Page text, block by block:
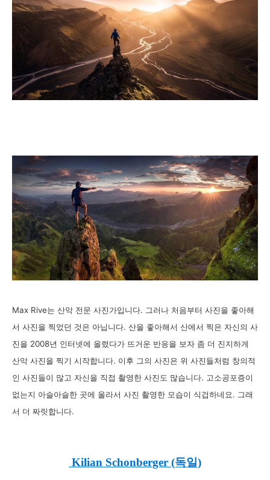
Max Rive는 산악 전문 사진가입니다. 그러나 처음부터 사진을 좋아해
서 사진을 찍었던 것은 아닙니다. 산을 좋아해서 산에서 찍은 자신의 사
진을 2008년 인터넷에 올렸다가 뜨거운 반응을 보자 좀 더 진지하게
산악 사진을 찍기 시작합니다. 이후 그의 사진은 위 사진들처럼 창의적
인 사진들이 많고 자신을 직접 촬영한 사진도 많습니다. 고소공포증이
없는지 아슬아슬한 곳에 올라서 사진 촬영한 모습이 식겁하네요. 그래
서 더 짜릿합니다.
Kilian Schonberger (독일)